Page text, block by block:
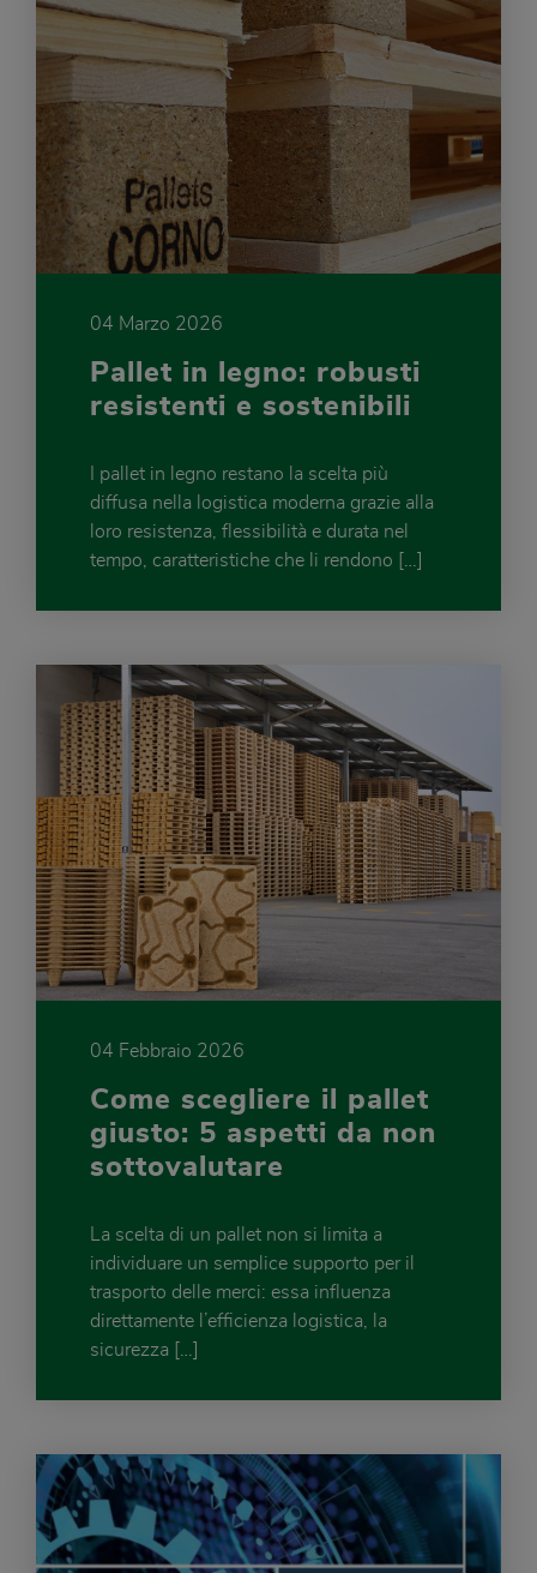
04 Marzo 2026
Pallet in legno: robusti
resistenti e sostenibili
I pallet in legno restano la scelta più
diffusa nella logistica moderna grazie alla
loro resistenza, flessibilità e durata nel
tempo, caratteristiche che li rendono […]
04 Febbraio 2026
Come scegliere il pallet
giusto: 5 aspetti da non
sottovalutare
La scelta di un pallet non si limita a
individuare un semplice supporto per il
trasporto delle merci: essa influenza
direttamente l’efficienza logistica, la
sicurezza […]